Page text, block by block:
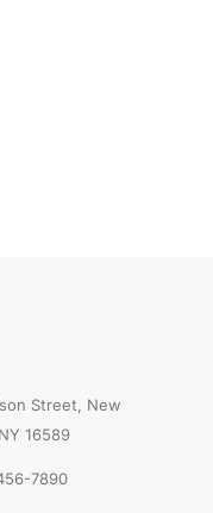
Street, New
16589
7890